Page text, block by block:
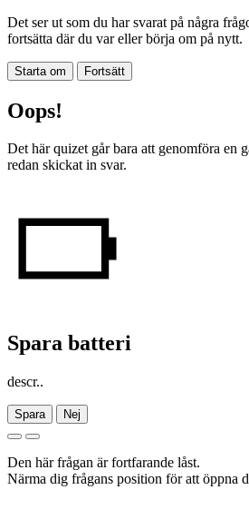
Det ser ut som du har svarat på några
fortsätta där du var eller börja om på nytt.
Starta om Fortsätt
Oops!
Det här quizet går bara att genomföra en
redan skickat in svar.
Spara batteri
descr..
Spara Nej
Den här frågan är fortfarande låst.
Närma dig frågans position för att öppna